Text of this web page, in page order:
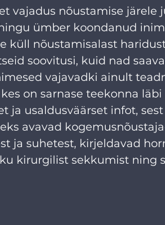
vajadus nõustamise
ümber koondanud
küll nõustamisalast
soovitusi, kuid nad
vajavadki ainult
on sarnase teekonna
ja usaldusväärset infot,
avavad
ja suhetest, kirjeldavad
kirurgilist sekkumist ning